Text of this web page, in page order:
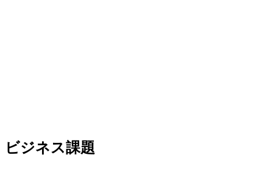
ビジネス課題